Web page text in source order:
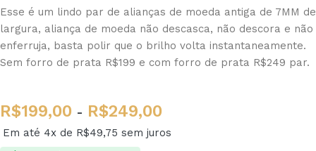
Esse é um lindo par de alianças de moeda antiga de 7MM de
largura, aliança de moeda não descasca, não descora e não
enferruja, basta polir que o brilho volta instantaneamente.
Sem forro de prata R$199 e com forro de prata R$249 par.
R$199,00 - R$249,00
Em até 4x de R$49,75 sem juros